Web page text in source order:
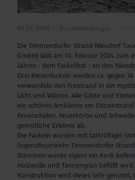
Die Timmendorfer Strand Niendorf
GmbH) lädt am 10. Februar 2024 zum
Jahres - dem Fackelfest - an den
Drei Riesenfackeln werden ca. gegen
verwandeln den Freistrand in ein
Licht und Wärme. Alle Gäste und
ein schönes Ambiente am
Feuerschalen, Feuerkörbe und
gemütliche Erlebnis ab.
Die Fackeln wurden mit tatkräftiger
Jugendfeuerwehr Timmendorfer
Stämmen wurde eigens ein Korb
Holzwolle und Tannengrün befüllt wird.
Konstruktion wird dieses Jahr genutzt,